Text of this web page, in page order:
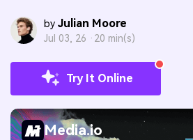
by Julian Moore
Jul 03, 26 · 20 min(s)
Try It Online
Media.io